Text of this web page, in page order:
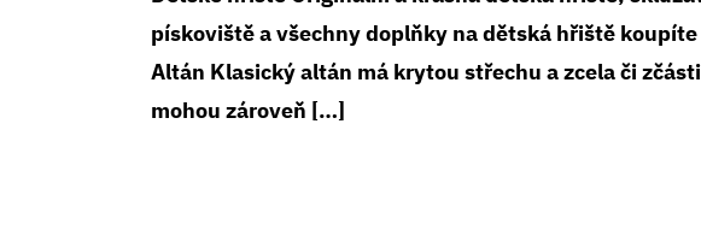
pískoviště a všechny doplňky na dětská hřiště
Altán Klasický altán má krytou střechu a zcela či
mohou zároveň […]